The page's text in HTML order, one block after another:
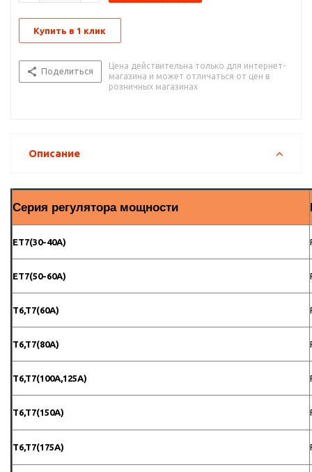
Купить в 1 клик
Поделиться
Цена действительна только для интернет-
магазина и может отличаться от цен в
розничных магазинах
Описание
Серия регулятора мощности
ET7(30-40A)
ET7(50-60A)
T6,T7(60A)
T6,T7(80A)
T6,T7(100A,125A)
T6,T7(150A)
T6,T7(175A)